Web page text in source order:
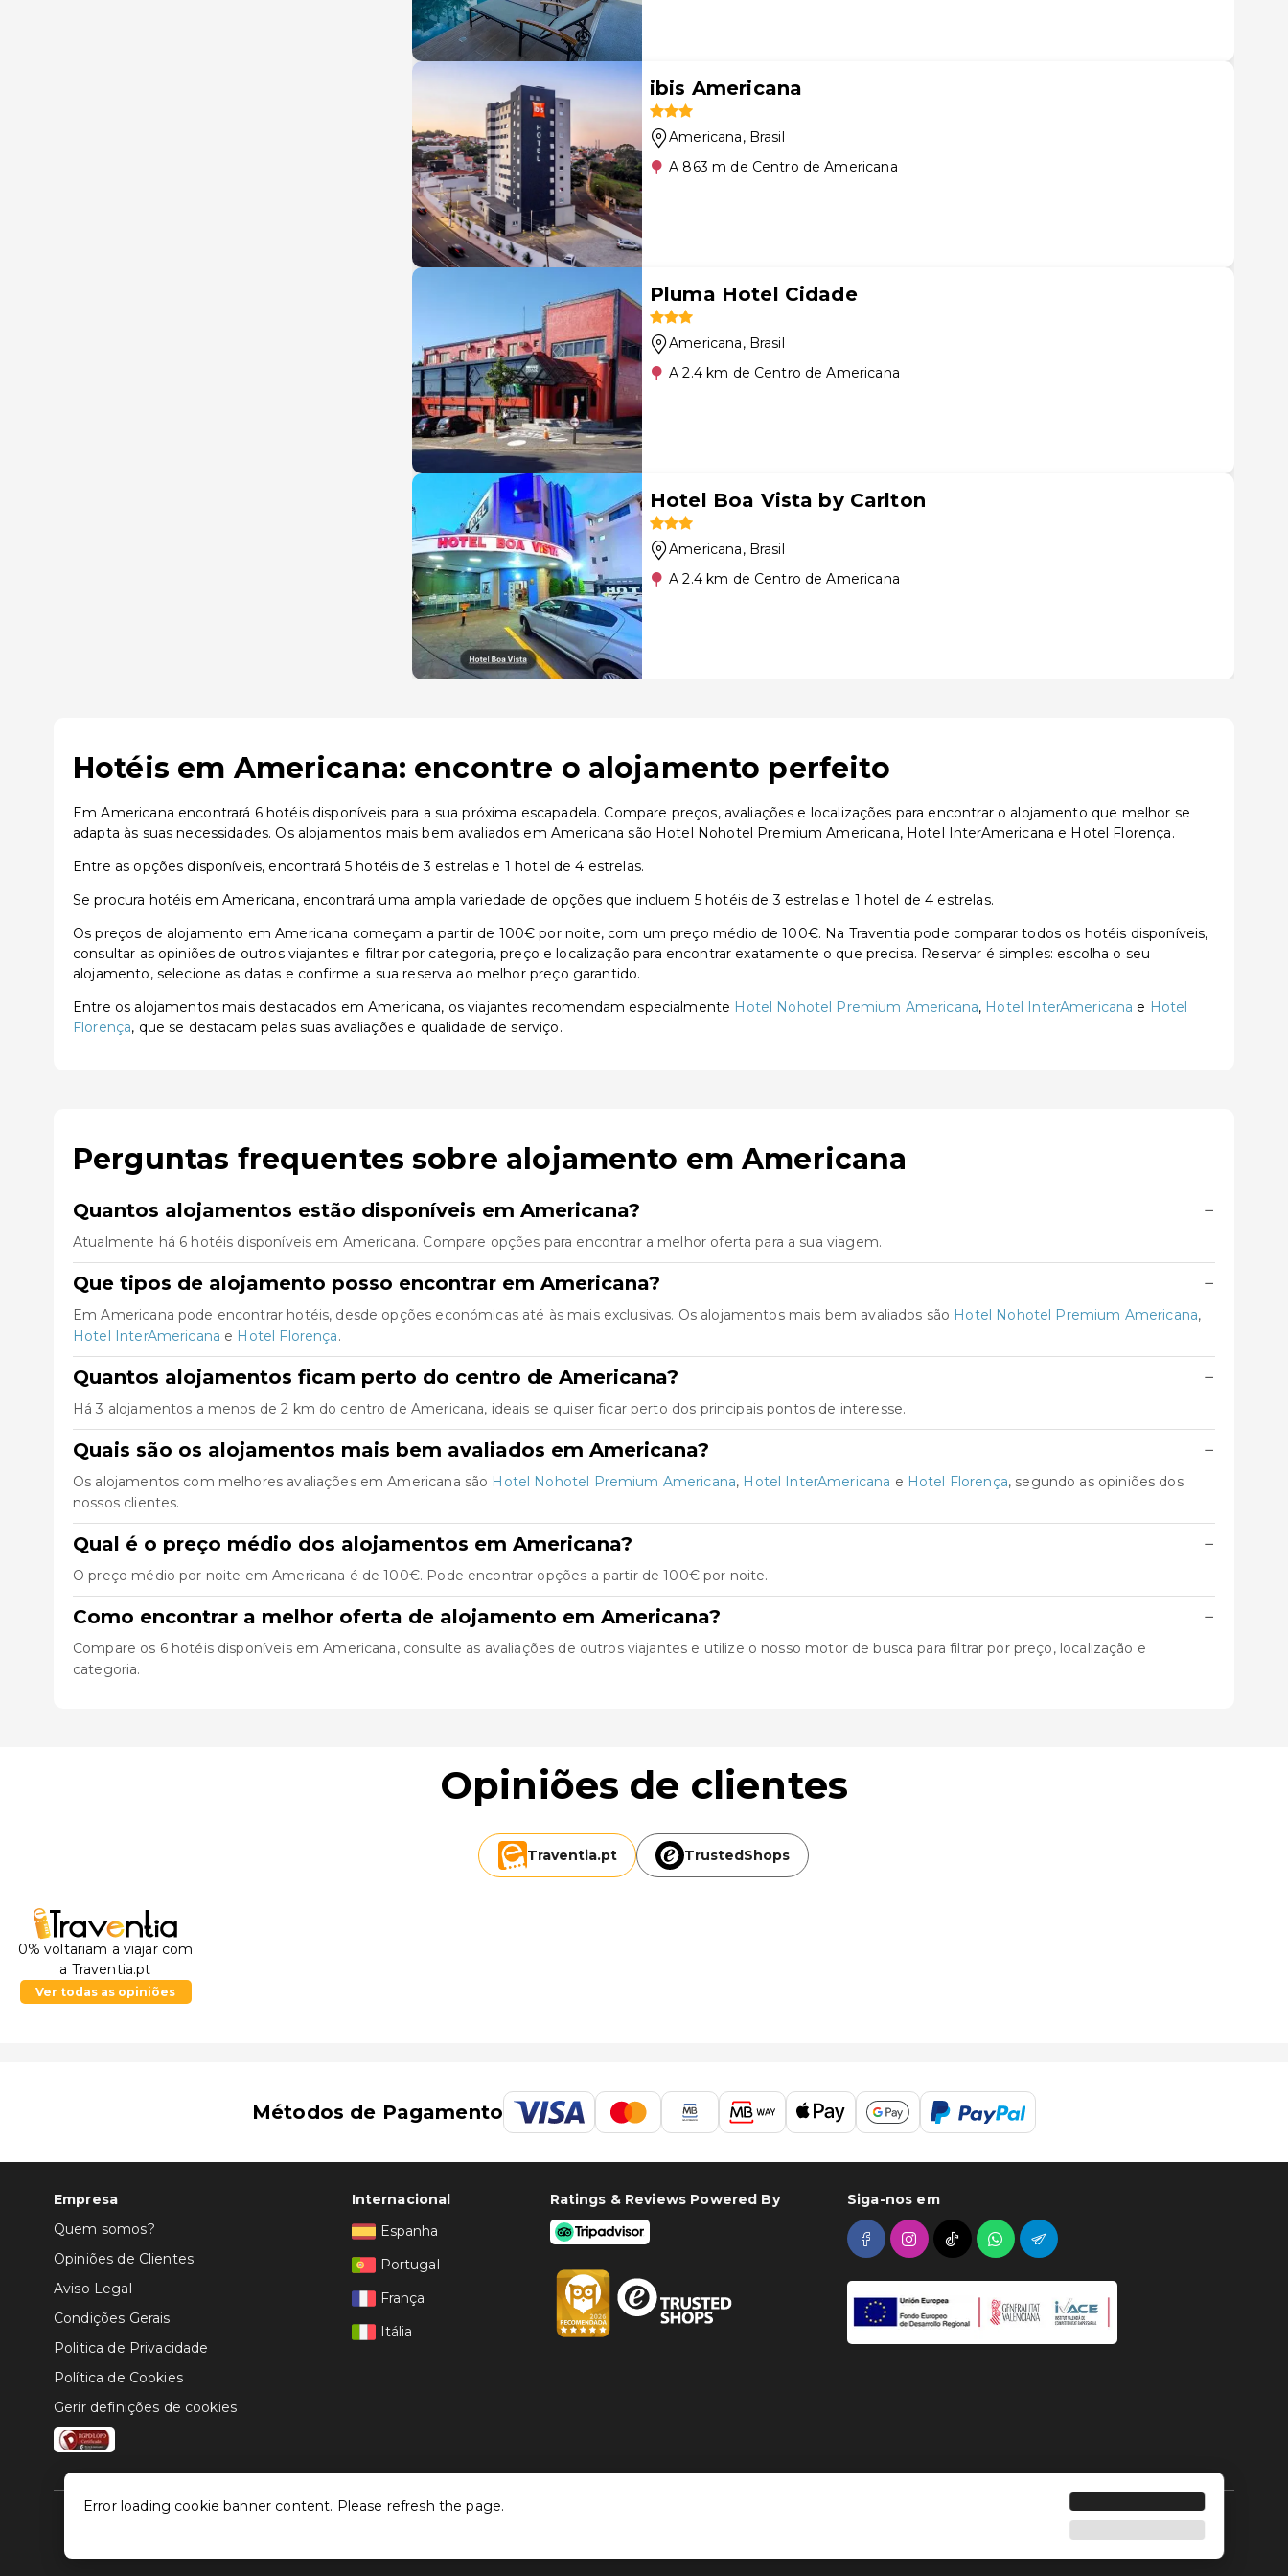
ibis Americana
Americana, Brasil
A 863 m de Centro de Americana
Pluma Hotel Cidade
Americana, Brasil
A 2.4 km de Centro de Americana
Hotel Boa Vista by Carlton
Americana, Brasil
A 2.4 km de Centro de Americana
Hotéis em Americana: encontre o alojamento perfeito
Em Americana encontrará 6 hotéis disponíveis para a sua próxima escapadela. Compare preços, avaliações e localizações para encontrar o alojamento que melhor se
adapta às suas necessidades. Os alojamentos mais bem avaliados em Americana são Hotel Nohotel Premium Americana, Hotel InterAmericana e Hotel Florença.
Entre as opções disponíveis, encontrará 5 hotéis de 3 estrelas e 1 hotel de 4 estrelas.
Se procura hotéis em Americana, encontrará uma ampla variedade de opções que incluem 5 hotéis de 3 estrelas e 1 hotel de 4 estrelas.
Os preços de alojamento em Americana começam a partir de 100€ por noite, com um preço médio de 100€. Na Traventia pode comparar todos os hotéis disponíveis,
consultar as opiniões de outros viajantes e filtrar por categoria, preço e localização para encontrar exatamente o que precisa. Reservar é simples: escolha o seu
alojamento, selecione as datas e confirme a sua reserva ao melhor preço garantido.
Entre os alojamentos mais destacados em Americana, os viajantes recomendam especialmente Hotel Nohotel Premium Americana, Hotel InterAmericana e Hotel
Florença, que se destacam pelas suas avaliações e qualidade de serviço.
Perguntas frequentes sobre alojamento em Americana
Quantos alojamentos estão disponíveis em Americana? −
Atualmente há 6 hotéis disponíveis em Americana. Compare opções para encontrar a melhor oferta para a sua viagem.
Que tipos de alojamento posso encontrar em Americana? −
Em Americana pode encontrar hotéis, desde opções económicas até às mais exclusivas. Os alojamentos mais bem avaliados são Hotel Nohotel Premium Americana,
Hotel InterAmericana e Hotel Florença.
Quantos alojamentos ficam perto do centro de Americana? −
Há 3 alojamentos a menos de 2 km do centro de Americana, ideais se quiser ficar perto dos principais pontos de interesse.
Quais são os alojamentos mais bem avaliados em Americana? −
Os alojamentos com melhores avaliações em Americana são Hotel Nohotel Premium Americana, Hotel InterAmericana e Hotel Florença, segundo as opiniões dos
nossos clientes.
Qual é o preço médio dos alojamentos em Americana? −
O preço médio por noite em Americana é de 100€. Pode encontrar opções a partir de 100€ por noite.
Como encontrar a melhor oferta de alojamento em Americana? −
Compare os 6 hotéis disponíveis em Americana, consulte as avaliações de outros viajantes e utilize o nosso motor de busca para filtrar por preço, localização e
categoria.
Opiniões de clientes
Traventia.pt TrustedShops
0% voltariam a viajar com
a Traventia.pt
Ver todas as opiniões
Métodos de Pagamento
Empresa
Quem somos?
Opiniões de Clientes
Aviso Legal
Condições Gerais
Politica de Privacidade
Política de Cookies
Gerir definições de cookies
Internacional
Espanha
Portugal
França
Itália
Ratings & Reviews Powered By Siga-nos em
Error loading cookie banner content. Please refresh the page.